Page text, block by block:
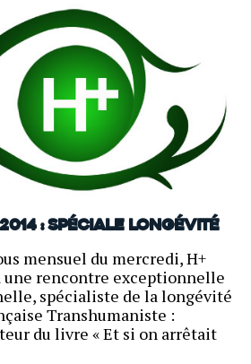
2014 : Spéciale longévité
mensuel du mercredi, H+
une rencontre exceptionnelle
spécialiste de la longévité
Transhumaniste :
du livre « Et si on arrêtait